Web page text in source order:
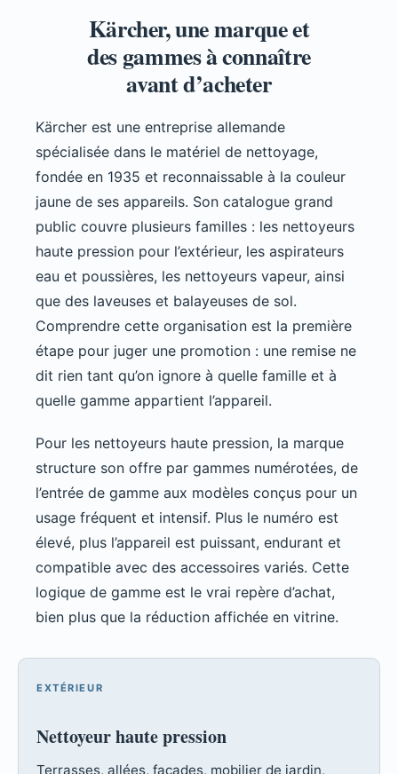
Kärcher, une marque et
des gammes à connaître
avant d’acheter
Kärcher est une entreprise allemande
spécialisée dans le matériel de nettoyage,
fondée en 1935 et reconnaissable à la couleur
jaune de ses appareils. Son catalogue grand
public couvre plusieurs familles : les nettoyeurs
haute pression pour l’extérieur, les aspirateurs
eau et poussières, les nettoyeurs vapeur, ainsi
que des laveuses et balayeuses de sol.
Comprendre cette organisation est la première
étape pour juger une promotion : une remise ne
dit rien tant qu’on ignore à quelle famille et à
quelle gamme appartient l’appareil.
Pour les nettoyeurs haute pression, la marque
structure son offre par gammes numérotées, de
l’entrée de gamme aux modèles conçus pour un
usage fréquent et intensif. Plus le numéro est
élevé, plus l’appareil est puissant, endurant et
compatible avec des accessoires variés. Cette
logique de gamme est le vrai repère d’achat,
bien plus que la réduction affichée en vitrine.
EXTÉRIEUR
Nettoyeur haute pression
Terrasses, allées, façades, mobilier de jardin,